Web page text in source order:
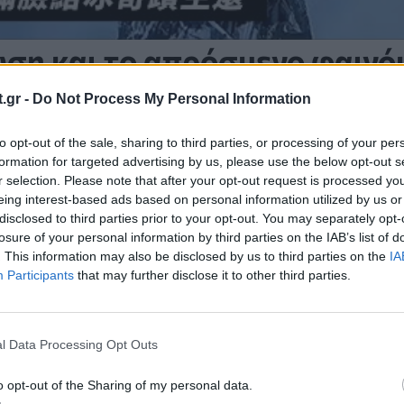
- Do Not Process My Personal Information
opt-out of the sale, sharing to third parties, or processing of your
for targeted advertising by us, please use the below opt-out
selection. Please note that after your opt-out request is processed
interest-based ads based on personal information utilized by us
to third parties prior to your opt-out. You may separately
of your personal information by third parties on the IAB’s list of
This information may also be disclosed by us to third parties on the
Participants that may further disclose it to other third parties.
Data Processing Opt Outs
opt-out of the Sharing of my personal data.
και το απρόσμενο
Ge απογειώθηκε από περίπου 3.000 μέτρα
Gansu και βορειοανατολικής Qinghai.
cumulonimbus εμφανίστηκε πίσω του και
πιο ψηλά, πάνω από τα σύννεφα.
γνωστό ως «cloud suck», είναι καλά
αιώρησης βιώνουν σημαντική ανύψωση που
σύννεφων.